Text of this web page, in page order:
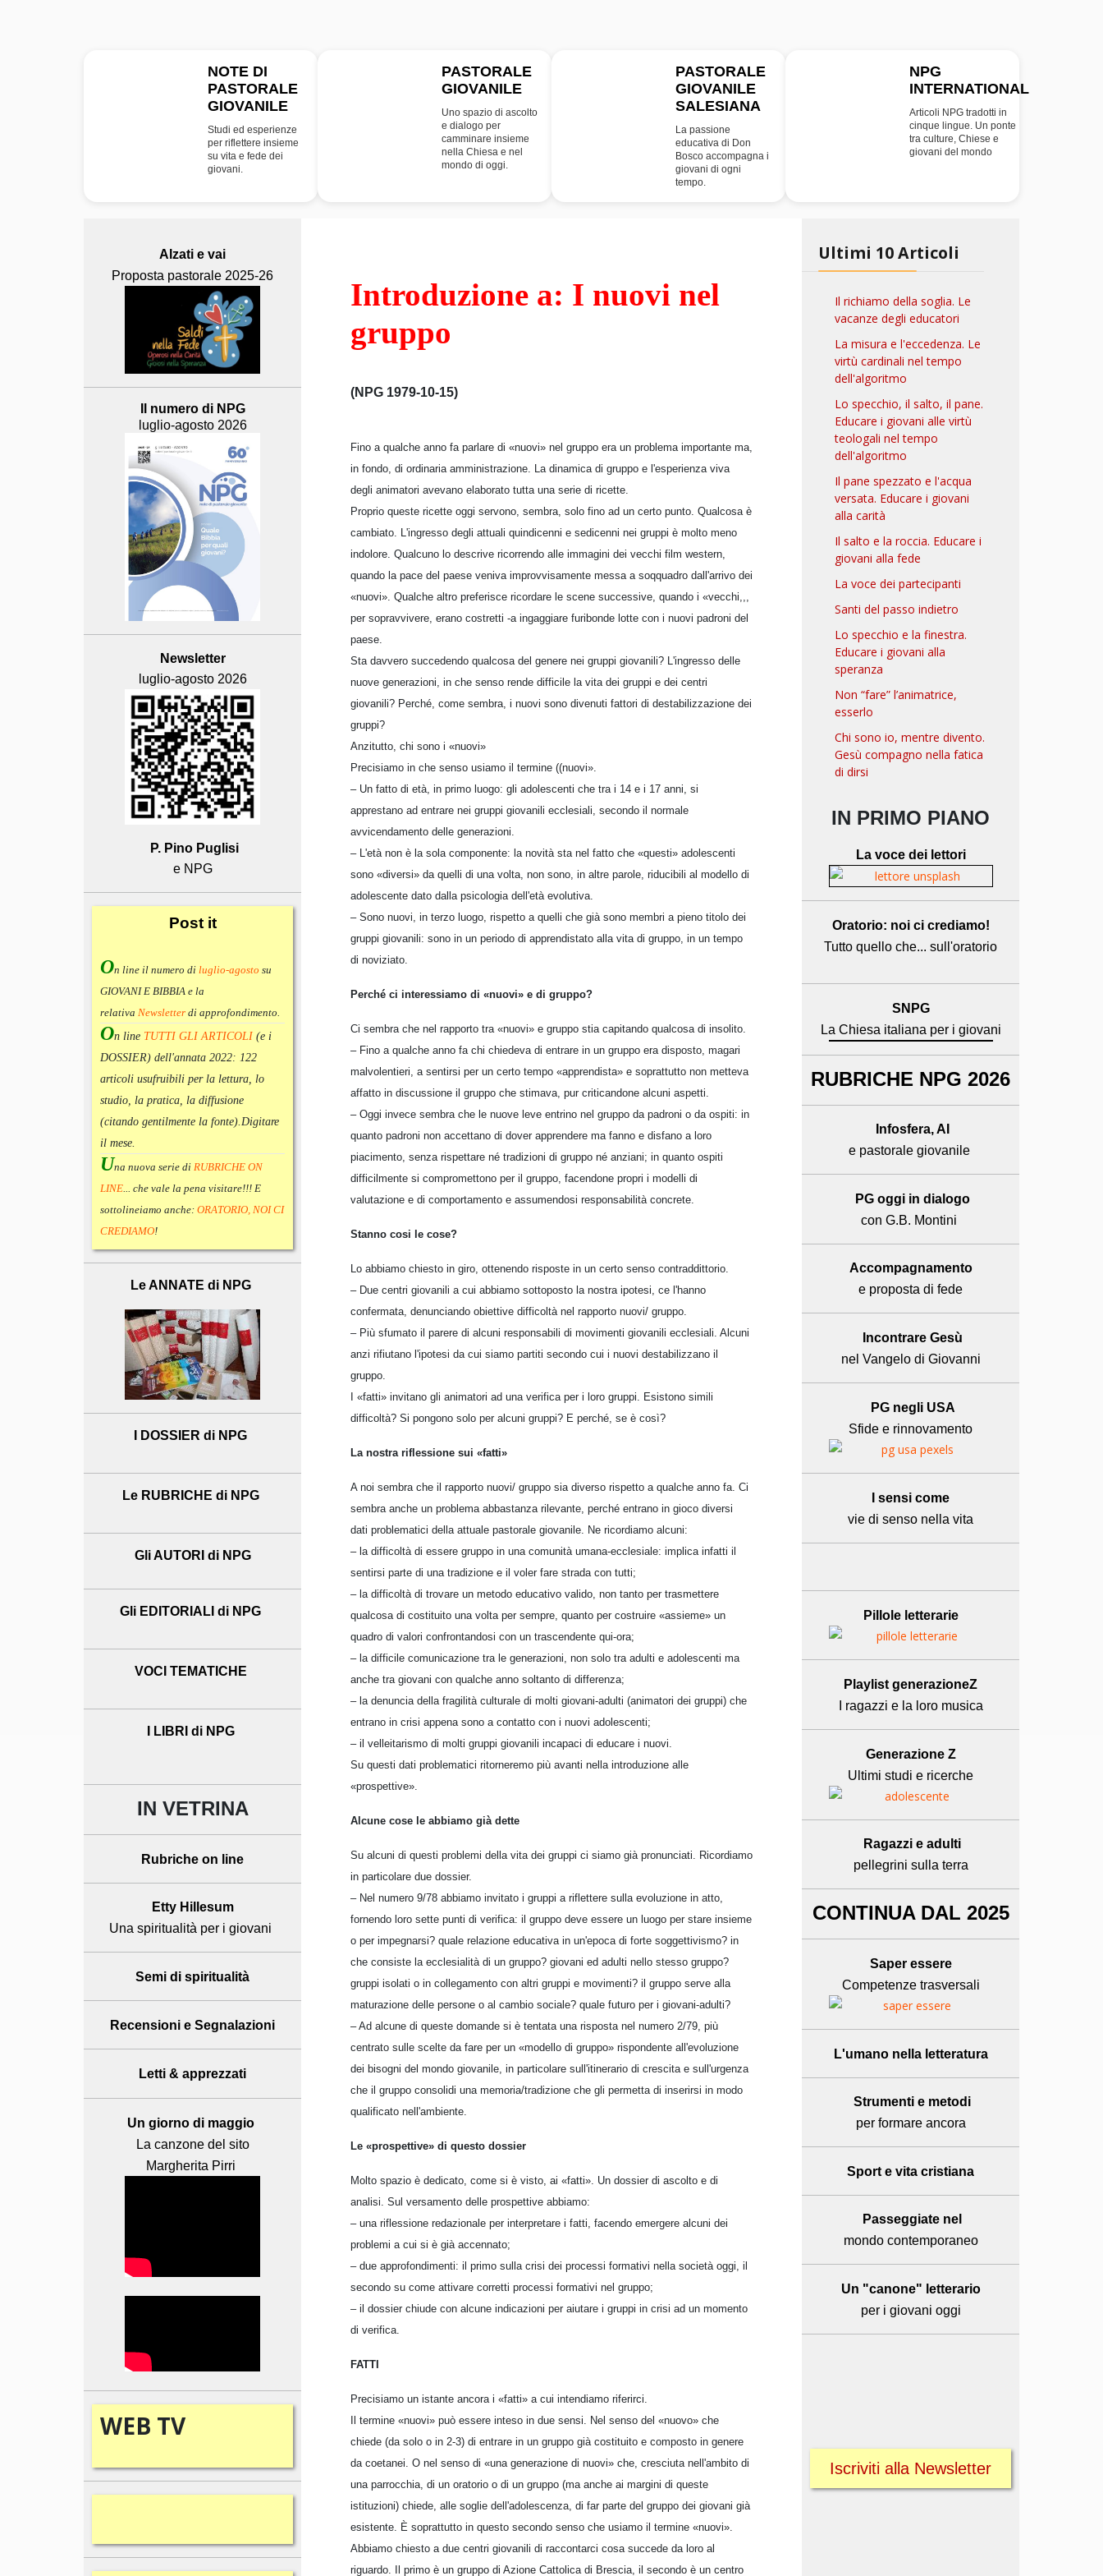
NOTE DI
PASTORALE
GIOVANILE
Studi ed esperienze
per riflettere insieme
su vita e fede dei
giovani.
PASTORALE
GIOVANILE
Uno spazio di ascolto
e dialogo per
camminare insieme
nella Chiesa e nel
mondo di oggi.
PASTORALE
GIOVANILE
SALESIANA
La passione
educativa di Don
Bosco accompagna i
giovani di ogni
tempo.
NPG
INTERNATIONAL
Articoli NPG tradotti in
cinque lingue. Un ponte
tra culture, Chiese e
giovani del mondo
Alzati e vai
Proposta pastorale 2025-26
Il numero di NPG
luglio-agosto 2026
Newsletter
luglio-agosto 2026
P. Pino Puglisi
e NPG
Postit
On line il numero di luglio-agosto su
GIOVANI E BIBBIA e la
relativa Newsletter di approfondimento.
On line TUTTI GLI ARTICOLI (e i
DOSSIER) dell'annata 2022: 122
articoli usufruibili per la lettura, lo
studio, la pratica, la diffusione
(citando gentilmente la fonte).Digitare
il mese.
Una nuova serie di RUBRICHE ON
LINE... che vale la pena visitare!!! E
sottolineiamo anche: ORATORIO, NOI CI
CREDIAMO!
Le ANNATE di NPG
I DOSSIER di NPG
Le RUBRICHE di NPG
Gli AUTORI di NPG
Gli EDITORIALI di NPG
VOCI TEMATICHE
I LIBRI di NPG
IN VETRINA
Rubriche on line
Etty Hillesum
Una spiritualità per i giovani
Semi di spiritualità
Recensioni e Segnalazioni
Letti & apprezzati
Un giorno di maggio
La canzone del sito
Margherita Pirri
WEB TV
Introduzione a: I nuovi nel
gruppo
(NPG 1979-10-15)
Fino a qualche anno fa parlare di «nuovi» nel gruppo era un problema importante ma,
in fondo, di ordinaria amministrazione. La dinamica di gruppo e l'esperienza viva
degli animatori avevano elaborato tutta una serie di ricette.
Proprio queste ricette oggi servono, sembra, solo fino ad un certo punto. Qualcosa è
cambiato. L'ingresso degli attuali quindicenni e sedicenni nei gruppi è molto meno
indolore. Qualcuno lo descrive ricorrendo alle immagini dei vecchi film western,
quando la pace del paese veniva improvvisamente messa a soqquadro dall'arrivo dei
«nuovi». Qualche altro preferisce ricordare le scene successive, quando i «vecchi,,,
per sopravvivere, erano costretti -a ingaggiare furibonde lotte con i nuovi padroni del
paese.
Sta davvero succedendo qualcosa del genere nei gruppi giovanili? L'ingresso delle
nuove generazioni, in che senso rende difficile la vita dei gruppi e dei centri
giovanili? Perché, come sembra, i nuovi sono divenuti fattori di destabilizzazione dei
gruppi?
Anzitutto, chi sono i «nuovi»
Precisiamo in che senso usiamo il termine ((nuovi».
– Un fatto di età, in primo luogo: gli adolescenti che tra i 14 e i 17 anni, si
apprestano ad entrare nei gruppi giovanili ecclesiali, secondo il normale
avvicendamento delle generazioni.
– L'età non è la sola componente: la novità sta nel fatto che «questi» adolescenti
sono «diversi» da quelli di una volta, non sono, in altre parole, riducibili al modello di
adolescente dato dalla psicologia dell'età evolutiva.
– Sono nuovi, in terzo luogo, rispetto a quelli che già sono membri a pieno titolo dei
gruppi giovanili: sono in un periodo di apprendistato alla vita di gruppo, in un tempo
di noviziato.
Perché ci interessiamo di «nuovi» e di gruppo?
Ci sembra che nel rapporto tra «nuovi» e gruppo stia capitando qualcosa di insolito.
– Fino a qualche anno fa chi chiedeva di entrare in un gruppo era disposto, magari
malvolentieri, a sentirsi per un certo tempo «apprendista» e soprattutto non metteva
affatto in discussione il gruppo che stimava, pur criticandone alcuni aspetti.
– Oggi invece sembra che le nuove leve entrino nel gruppo da padroni o da ospiti: in
quanto padroni non accettano di dover apprendere ma fanno e disfano a loro
piacimento, senza rispettare né tradizioni di gruppo né anziani; in quanto ospiti
difficilmente si compromettono per il gruppo, facendone propri i modelli di
valutazione e di comportamento e assumendosi responsabilità concrete.
Stanno cosi le cose?
Lo abbiamo chiesto in giro, ottenendo risposte in un certo senso contraddittorio.
– Due centri giovanili a cui abbiamo sottoposto la nostra ipotesi, ce l'hanno
confermata, denunciando obiettive difficoltà nel rapporto nuovi/ gruppo.
– Più sfumato il parere di alcuni responsabili di movimenti giovanili ecclesiali. Alcuni
anzi rifiutano l'ipotesi da cui siamo partiti secondo cui i nuovi destabilizzano il
gruppo.
I «fatti» invitano gli animatori ad una verifica per i loro gruppi. Esistono simili
difficoltà? Si pongono solo per alcuni gruppi? E perché, se è così?
La nostra riflessione sui «fatti»
A noi sembra che il rapporto nuovi/ gruppo sia diverso rispetto a qualche anno fa. Ci
sembra anche un problema abbastanza rilevante, perché entrano in gioco diversi
dati problematici della attuale pastorale giovanile. Ne ricordiamo alcuni:
– la difficoltà di essere gruppo in una comunità umana-ecclesiale: implica infatti il
sentirsi parte di una tradizione e il voler fare strada con tutti;
– la difficoltà di trovare un metodo educativo valido, non tanto per trasmettere
qualcosa di costituito una volta per sempre, quanto per costruire «assieme» un
quadro di valori confrontandosi con un trascendente qui-ora;
– la difficile comunicazione tra le generazioni, non solo tra adulti e adolescenti ma
anche tra giovani con qualche anno soltanto di differenza;
– la denuncia della fragilità culturale di molti giovani-adulti (animatori dei gruppi) che
entrano in crisi appena sono a contatto con i nuovi adolescenti;
– il velleitarismo di molti gruppi giovanili incapaci di educare i nuovi.
Su questi dati problematici ritorneremo più avanti nella introduzione alle
«prospettive».
Alcune cose le abbiamo già dette
Su alcuni di questi problemi della vita dei gruppi ci siamo già pronunciati. Ricordiamo
in particolare due dossier.
– Nel numero 9/78 abbiamo invitato i gruppi a riflettere sulla evoluzione in atto,
fornendo loro sette punti di verifica: il gruppo deve essere un luogo per stare insieme
o per impegnarsi? quale relazione educativa in un'epoca di forte soggettivismo? in
che consiste la ecclesialità di un gruppo? giovani ed adulti nello stesso gruppo?
gruppi isolati o in collegamento con altri gruppi e movimenti? il gruppo serve alla
maturazione delle persone o al cambio sociale? quale futuro per i giovani-adulti?
– Ad alcune di queste domande si è tentata una risposta nel numero 2/79, più
centrato sulle scelte da fare per un «modello di gruppo» rispondente all'evoluzione
dei bisogni del mondo giovanile, in particolare sull'itinerario di crescita e sull'urgenza
che il gruppo consolidi una memoria/tradizione che gli permetta di inserirsi in modo
qualificato nell'ambiente.
Le «prospettive» di questo dossier
Molto spazio è dedicato, come si è visto, ai «fatti». Un dossier di ascolto e di
analisi. Sul versamento delle prospettive abbiamo:
– una riflessione redazionale per interpretare i fatti, facendo emergere alcuni dei
problemi a cui si è già accennato;
– due approfondimenti: il primo sulla crisi dei processi formativi nella società oggi, il
secondo su come attivare corretti processi formativi nel gruppo;
– il dossier chiude con alcune indicazioni per aiutare i gruppi in crisi ad un momento
di verifica.
FATTI
Precisiamo un istante ancora i «fatti» a cui intendiamo riferirci.
Il termine «nuovi» può essere inteso in due sensi. Nel senso del «nuovo» che
chiede (da solo o in 2-3) di entrare in un gruppo già costituito e composto in genere
da coetanei. O nel senso di «una generazione di nuovi» che, cresciuta nell'ambito di
una parrocchia, di un oratorio o di un gruppo (ma anche ai margini di queste
istituzioni) chiede, alle soglie dell'adolescenza, di far parte del gruppo dei giovani già
esistente. È soprattutto in questo secondo senso che usiamo il termine «nuovi».
Abbiamo chiesto a due centri giovanili di raccontarci cosa succede da loro al
riguardo. Il primo è un gruppo di Azione Cattolica di Brescia, il secondo è un centro
Ultimi 10 Articoli
Il richiamo della soglia. Le
vacanze degli educatori
La misura e l'eccedenza. Le
virtù cardinali nel tempo
dell'algoritmo
Lo specchio, il salto, il pane.
Educare i giovani alle virtù
teologali nel tempo
dell'algoritmo
Il pane spezzato e l'acqua
versata. Educare i giovani
alla carità
Il salto e la roccia. Educare i
giovani alla fede
La voce dei partecipanti
Santi del passo indietro
Lo specchio e la finestra.
Educare i giovani alla
speranza
Non “fare” l’animatrice,
esserlo
Chi sono io, mentre divento.
Gesù compagno nella fatica
di dirsi
IN PRIMO PIANO
La voce dei lettori
Oratorio: noi ci crediamo!
Tutto quello che... sull'oratorio
SNPG
La Chiesa italiana per i giovani
RUBRICHE NPG 2026
Infosfera, AI
e pastorale giovanile
PG oggi in dialogo
con G.B. Montini
Accompagnamento
e proposta di fede
Incontrare Gesù
nel Vangelo di Giovanni
PG negli USA
Sfide e rinnovamento
I sensi come
vie di senso nella vita
Pillole letterarie
Playlist generazioneZ
I ragazzi e la loro musica
Generazione Z
Ultimi studi e ricerche
Ragazzi e adulti
pellegrini sulla terra
CONTINUA DAL 2025
Saper essere
Competenze trasversali
L'umanonella letteratura
Strumenti e metodi
per formare ancora
Sport e vita cristiana
Passeggiate nel
mondo contemporaneo
Un "canone" letterario
per i giovani oggi
Iscriviti alla Newsletter